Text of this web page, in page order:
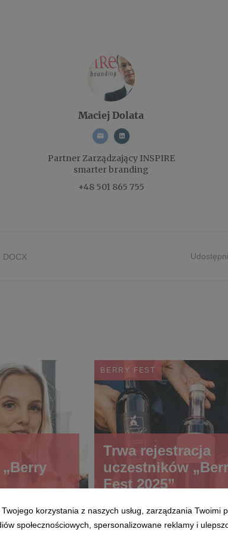
Maciej Dolata
Partner Zarządzający INSPIRE
smarter branding
+48 501 865 755
DOCX
BERRY FEST
Trwa rejestracja
uczestników
Fest 2025”
korzystania z naszych usług, zarządzania
społecznościowych, spersonalizowane reklamy i